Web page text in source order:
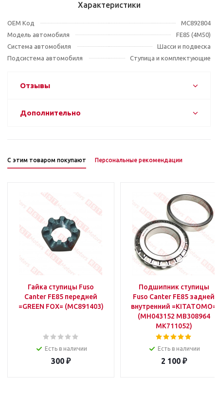
Характеристики
OEM Код
MC892804
Модель автомобиля
FE85 (4M50)
Система автомобиля
Шасси и подвеска
Подсистема автомобиля
Ступица и комплектующие
Отзывы
Дополнительно
С этим товаром покупают Персональные рекомендации
Гайка ступицы Fuso
Canter FE85 передней
=GREEN FOX= (MC891403)
Есть в наличии
300 ₽
Подшипник ступицы
Fuso Canter FE85 задней
внутренний =KITATOMO=
(MH043152 MB308964
MK711052)
Есть в наличии
2 100₽